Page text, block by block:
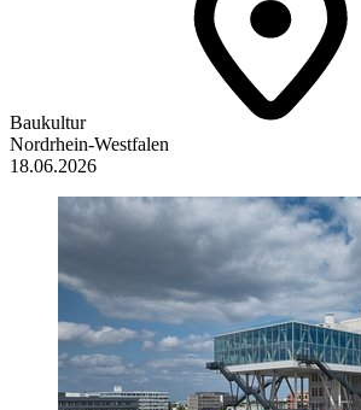
Baukultur
Nordrhein-Westfalen
18.06.2026